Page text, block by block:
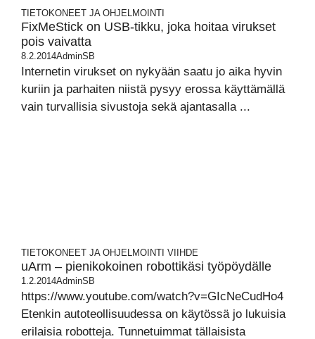
TIETOKONEET JA OHJELMOINTI
FixMeStick on USB-tikku, joka hoitaa virukset
pois vaivatta
8.2.2014AdminSB
Internetin virukset on nykyään saatu jo aika hyvin
kuriin ja parhaiten niistä pysyy erossa käyttämällä
vain turvallisia sivustoja sekä ajantasalla ...
TIETOKONEET JA OHJELMOINTI VIIHDE
uArm – pienikokoinen robottikäsi työpöydälle
1.2.2014AdminSB
https://www.youtube.com/watch?v=GIcNeCudHo4
Etenkin autoteollisuudessa on käytössä jo lukuisia
erilaisia robotteja. Tunnetuimmat tällaisista